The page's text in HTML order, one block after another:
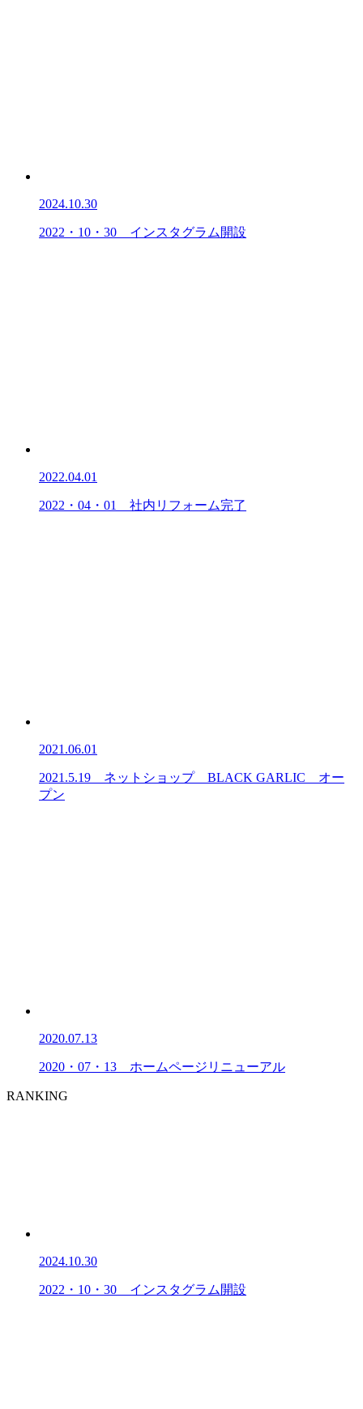
2024.10.30
2022・10・30 インスタグラム開設
2022.04.01
2022・04・01 社内リフォーム完了
2021.06.01
2021.5.19 ネットショップ BLACK GARLIC オー
プン
2020.07.13
2020・07・13 ホームページリニューアル
RANKING
2024.10.30
2022・10・30 インスタグラム開設